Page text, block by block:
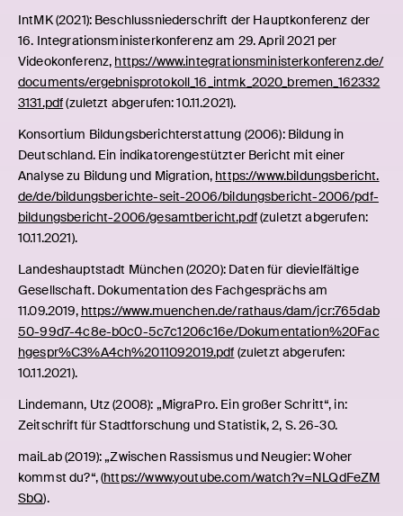
bekämpfte die sich von dem Portal aus verbreitende falsche
Wiedergabe der Zahlen, indem es immer wieder tweetete:
„Das ist falsch. Es sind nicht 20,8 Millionen Ausländer, sondern
Menschen mit Migrationshintergrund.“ Unter den 20,8
Millionen Menschen ‚mit Migrationshintergrund‘ hatten 10,9
Millionen – und damit der größere Teil – die deutsche
Staatsangehörigkeit. Nur 9,9 Millionen hatten eine
ausländische Staatsangehörigkeit oder waren staatenlos.
Diese Tatsache geht häufig in der öffentlichen Wahrnehmung
unter.
IntMK (2021): Beschlussniederschrift der Hauptkonferenz der
16. Integrationsministerkonferenz am 29. April 2021 per
Videokonferenz, https://www.integrationsministerkonferenz.de/
documents/ergebnisprotokoll_16_intmk_2020_bremen_162332
3131.pdf(zuletzt abgerufen: 10.11.2021).
Konsortium Bildungsberichterstattung (2006): Bildung in
Deutschland. Ein indikatorengestützter Bericht mit einer
Analyse zu Bildung und Migration, https://www.bildungsbericht.
de/de/bildungsberichte-seit-2006/bildungsbericht-2006/pdf-
bildungsbericht-2006/gesamtbericht.pdf(zuletzt abgerufen:
10.11.2021).
Landeshauptstadt München (2020): Daten für dievielfältige
Gesellschaft. Dokumentation des Fachgesprächs am
11.09.2019, https://www.muenchen.de/rathaus/dam/jcr:765dab
50-99d7-4c8e-b0c0-5c7c1206c16e/Dokumentation%20Fac
hgespr%C3%A4ch%2011092019.pdf (zuletzt abgerufen:
10.11.2021).
Lindemann, Utz (2008): „MigraPro. Ein großer Schritt“, in:
Zeitschrift für Stadtforschung und Statistik, 2, S. 26-30.
maiLab (2019): „Zwischen Rassismus und Neugier: Woher
kommst du?“, (https://www.youtube.com/watch?v=NLQdFeZM
SbQ).